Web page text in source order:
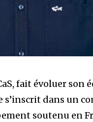
fait évoluer son
dans un
soutenu en